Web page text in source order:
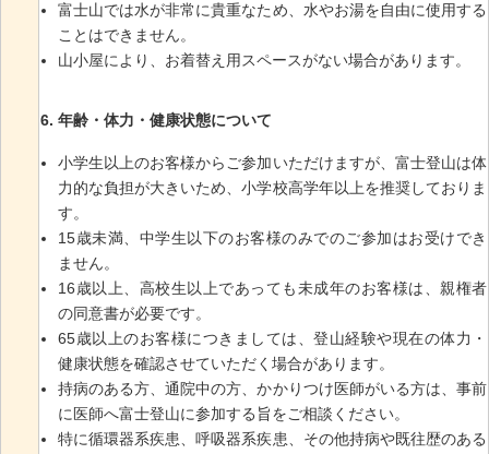
富士山では水が非常に貴重なため、水やお湯を自由に使用する
ことはできません。
山小屋により、お着替え用スペースがない場合があります。
年齢・体力・健康状態について
小学生以上のお客様からご参加いただけますが、富士登山は体
力的な負担が大きいため、小学校高学年以上を推奨しておりま
す。
15歳未満、中学生以下のお客様のみでのご参加はお受けでき
ません。
16歳以上、高校生以上であっても未成年のお客様は、親権者
の同意書が必要です。
65歳以上のお客様につきましては、登山経験や現在の体力・
健康状態を確認させていただく場合があります。
持病のある方、通院中の方、かかりつけ医師がいる方は、事前
に医師へ富士登山に参加する旨をご相談ください。
特に循環器系疾患、呼吸器系疾患、その他持病や既往歴のある